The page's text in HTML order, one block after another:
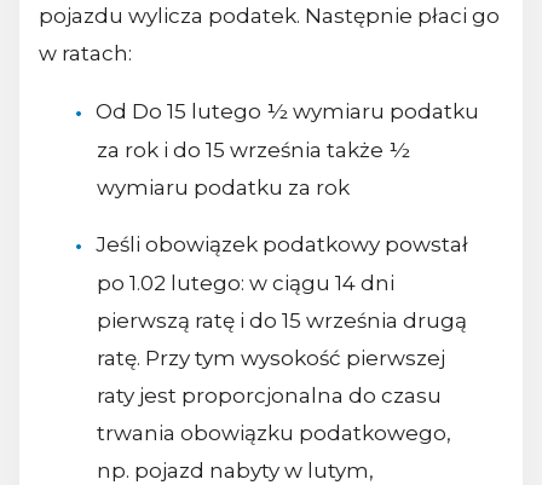
pojazdu wylicza podatek. Następnie płaci go
w ratach:
Od Do 15 lutego ½ wymiaru podatku
za rok i do 15 września także ½
wymiaru podatku za rok
Jeśli obowiązek podatkowy powstał
po 1.02 lutego: w ciągu 14 dni
pierwszą ratę i do 15 września drugą
ratę. Przy tym wysokość pierwszej
raty jest proporcjonalna do czasu
trwania obowiązku podatkowego,
np. pojazd nabyty w lutym,